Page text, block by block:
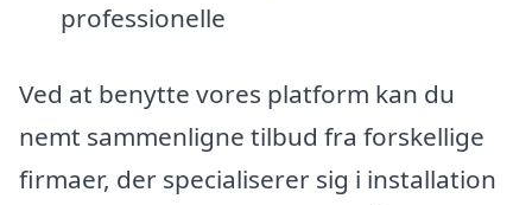
professionelle
Ved at benytte vores platform kan du
nemt sammenligne tilbud fra forskellige
firmaer, der specialiserer sig i installation